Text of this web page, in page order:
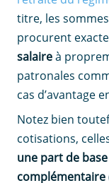
titre, les
procurent
salaireà
patronales
cas d’avantage
Notez bien
cotisations,
une part de base
complémentaire